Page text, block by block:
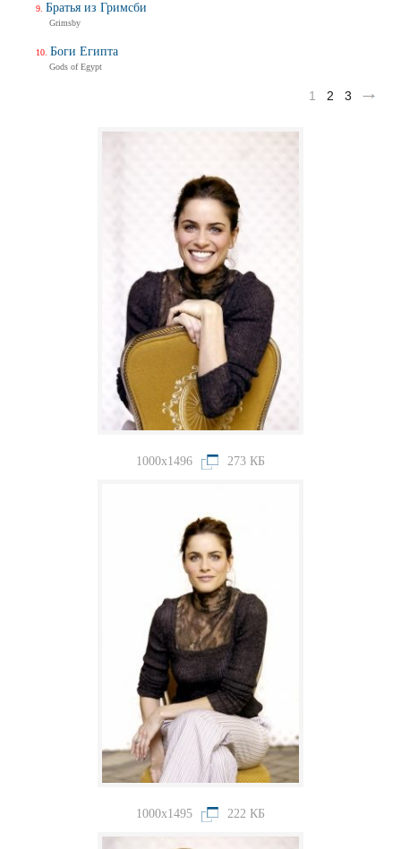
1 2 3
1000x1496 273 КБ
1000x1495 222 КБ
Братья из Гримсби
Grimsby
Боги Египта
Gods of Egypt